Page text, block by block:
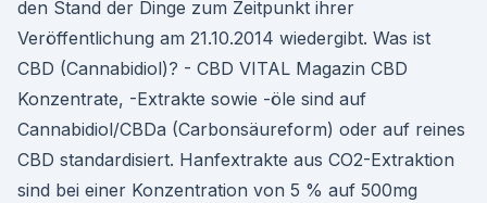
den Stand der Dinge zum Zeitpunkt ihrer
Veröffentlichung am 21.10.2014 wiedergibt. Was ist
CBD (Cannabidiol)? - CBD VITAL Magazin CBD
Konzentrate, -Extrakte sowie -öle sind auf
Cannabidiol/CBDa (Carbonsäureform) oder auf reines
CBD standardisiert. Hanfextrakte aus CO2-Extraktion
sind bei einer Konzentration von 5 % auf 500mg